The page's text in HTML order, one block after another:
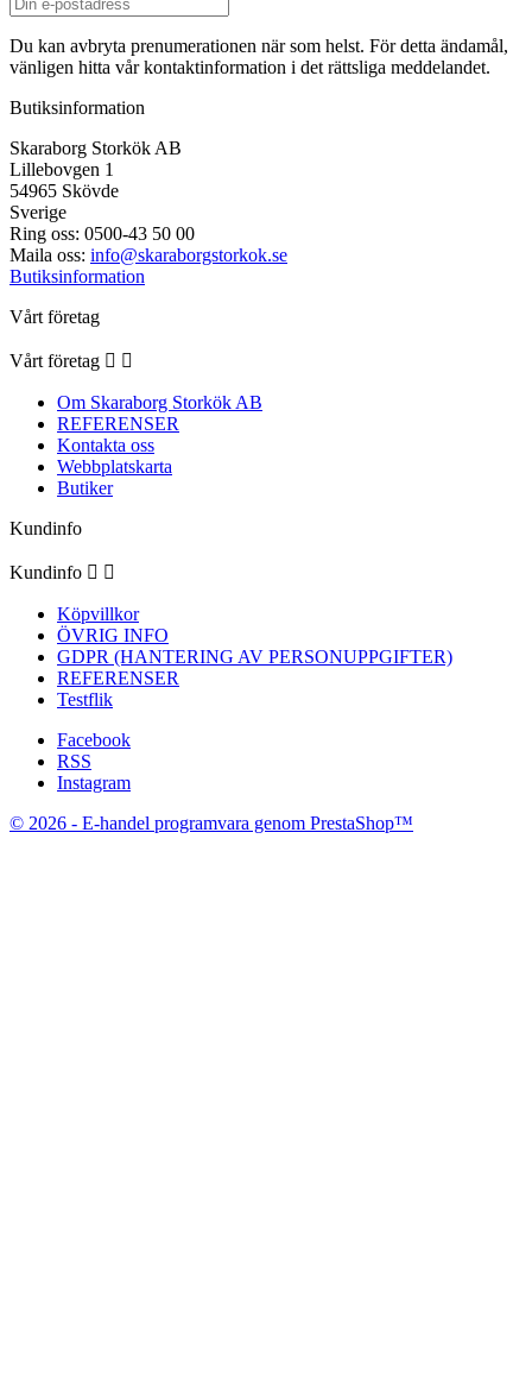
Du kan avbryta prenumerationen när som helst. För detta ändamål,
vänligen hitta vår kontaktinformation i det rättsliga meddelandet.
Butiksinformation
Skaraborg Storkök AB
Lillebovgen 1
54965 Skövde
Sverige
Ring oss: 0500-43 50 00
Maila oss: info@skaraborgstorkok.se
Butiksinformation
Vårt företag
Vårt företag  
Om Skaraborg Storkök AB
REFERENSER
Kontakta oss
Webbplatskarta
Butiker
Kundinfo
Kundinfo  
Köpvillkor
ÖVRIG INFO
GDPR (HANTERING AV PERSONUPPGIFTER)
REFERENSER
Testflik
Facebook
RSS
Instagram
© 2026 - E-handel programvara genom PrestaShop™